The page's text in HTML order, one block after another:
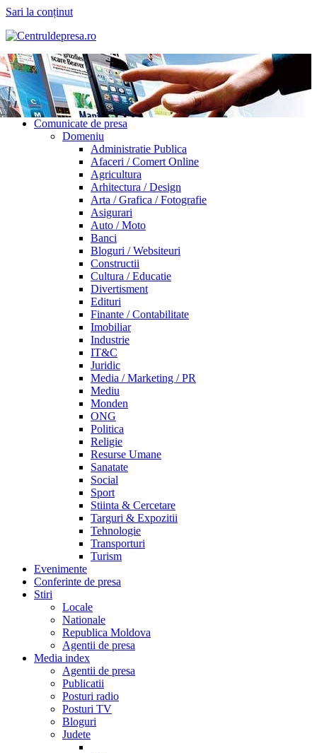
Sari la conținut
Comunicate de presa
Domeniu
Administratie Publica
Afaceri / Comert Online
Agricultura
Arhitectura / Design
Arta / Grafica / Fotografie
Asigurari
Auto / Moto
Banci
Bloguri / Websiteuri
Constructii
Cultura / Educatie
Divertisment
Edituri
Finante / Contabilitate
Imobiliar
Industrie
IT&C
Juridic
Media / Marketing / PR
Mediu
Monden
ONG
Politica
Religie
Resurse Umane
Sanatate
Social
Sport
Stiinta & Cercetare
Targuri & Expozitii
Tehnologie
Transporturi
Turism
Evenimente
Conferinte de presa
Stiri
Locale
Nationale
Republica Moldova
Agentii de presa
Media index
Agentii de presa
Publicatii
Posturi radio
Posturi TV
Bloguri
Judete